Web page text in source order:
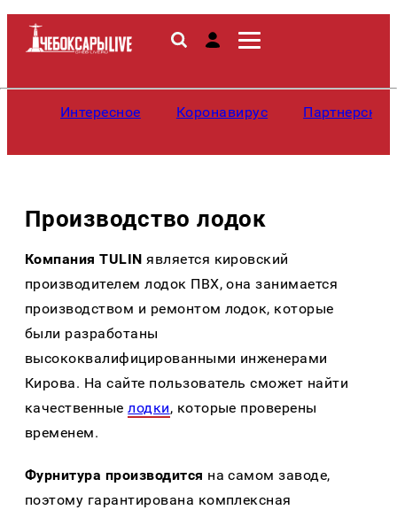
Интересное Коронавирус
Производство лодок
Компания TULIN является кировский
производителем лодок ПВХ, она занимается
производством и ремонтом лодок, которые
были разработаны
высококвалифицированными инженерами
Кирова. На сайте пользователь сможет найти
качественныелодки, которые проверены
временем.
Фурнитура производится на самом заводе,
поэтому гарантирована комплексная